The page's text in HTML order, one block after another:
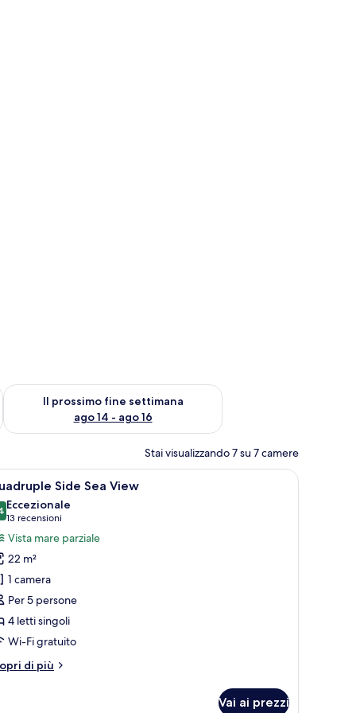
ago 7 - ago 9
Il prossimo fine settimana
ago 14 - ago 16
Verifica la disponibilità per il prossimo fine settimana, ago 14
Stai visualizzando 7 su 7 camere
letto, una scrivania e un computer portatile.Quadruple Side Sea View | Minibar, una
6 Side Sea View
su 10
Eccezionale
13 recensioni
(13
recensioni)
Vista mare parziale
22 m²
1 camera
Per 5 persone
4 letti singoli
Wi-Fi gratuito
di più
Vai ai prezzi